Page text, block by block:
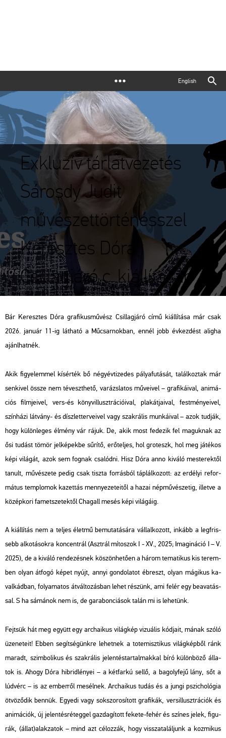
English
Exkluzív tárlatvezetés
Sárosdy Judit
művészettörténésszel
Keresztes Dóra
Csillagjáró c. kiállításán
Bár Ke­resz­tes Dóra gra­fi­kus­mű­vész Csil­lag­já­ró című ki­ál­lí­tá­sa már csak
2026. ja­nu­ár 11-ig lát­ha­tó a Mű­csar­nok­ban, ennél jobb év­kez­dést alig­ha
ajánl­hat­nék.
Akik fi­gye­lem­mel kí­sér­ték bő négy­év­ti­ze­des pá­lya­fu­tá­sát, ta­lál­koz­tak már
sen­ki­vel össze nem té­veszt­he­tő, va­rázs­la­tos mű­ve­i­vel – gra­fi­ká­i­val, ani­má­
ci­ós film­je­i­vel, vers-és könyv­il­luszt­rá­ci­ó­i­val, pla­kát­ja­i­val, fest­mé­nye­i­vel,
szín­há­zi lát­vány- és dísz­let­ter­ve­i­vel vagy szak­rá­lis mun­ká­i­val – azok tud­ják,
hogy kü­lön­le­ges él­mény vár rájuk. De, akik most fe­de­zik fel ma­guk­nak az
ősi tu­dást tömör jel­ké­pek­be sű­rí­tő, erő­tel­jes, hol gro­teszk, hol meg já­té­kos
képi vi­lá­gát, azok sem fog­nak csa­lód­ni. Hisz Dóra anno ki­vá­ló mes­te­rek­től
ta­nult, mű­vé­sze­te pedig csak tisz­ta for­rás­ból táp­lál­ko­zott: az er­dé­lyi re­for­
má­tus temp­lo­mok ka­zet­tás mennye­ze­te­i­től a hazai nép­mű­vé­sze­tig, il­let­ve a
kö­zép­ko­ri fa­met­sze­tek­től Cha­gall mesés képi vi­lá­gá­ig.
A ki­ál­lí­tás nem a tel­jes élet­mű be­mu­ta­tá­sá­ra vál­lal­ko­zott, in­kább a leg­fris­
sebb al­ko­tá­sok­ra kon­cent­rál (Aszt­rál mí­to­szok I - XV., 2025; Ima­gi­ná­ció I – V.
2025), de a ki­vá­ló ren­de­zés­nek kö­szön­he­tő­en a három te­ma­ti­kus kis te­rem­
ben olyan át­fo­gó képet nyújt, annyi gon­do­la­tot éb­reszt, olyan má­gi­kus ka­
val­kád­ban, fo­lya­ma­tos át­vál­to­zás­ban lehet ré­szünk, ami felér egy be­ava­tás­
sal. S ha sá­má­nok nem is, de ga­ra­bon­ci­á­sok talán mi is le­he­tünk.
Fejt­sük hát meg együtt egy ar­cha­i­kus vi­lág­kép vi­zu­á­lis kód­ja­it, mának szóló
üze­ne­te­it! Ebben se­gít­sé­günk­re le­het­nek a to­te­misz­ti­kus vi­lág­kép­ből ránk
ma­radt, szim­bo­li­kus és szak­rá­lis je­len­tés­tar­tal­mak­kal bíró kü­lön­bö­ző ál­la­
tok is. Ahogy Dóra hib­rid­lé­nyei ­– a két­far­kú sellő, a ba­goly­fe­jű lány, sőt a
lúd­vérc – is az em­ber­ről me­sél­nek. Ar­cha­i­kus tudás és a jungi pszi­cho­ló­gia
öt­vö­ző­dik ben­nük. Egye­di vagy sok­szo­ro­sí­tott gra­fi­kák, vers­il­luszt­rá­ci­ók és
ani­má­ci­ók, új je­len­tés­ré­teg­gel gaz­da­gí­tott fe­ke­te-fehér és szí­nes jelek, fi­gu­
rák, (állat)alak­za­tok – mind azt cé­loz­zák, hogy vissza­ta­lál­junk a koz­mi­kus